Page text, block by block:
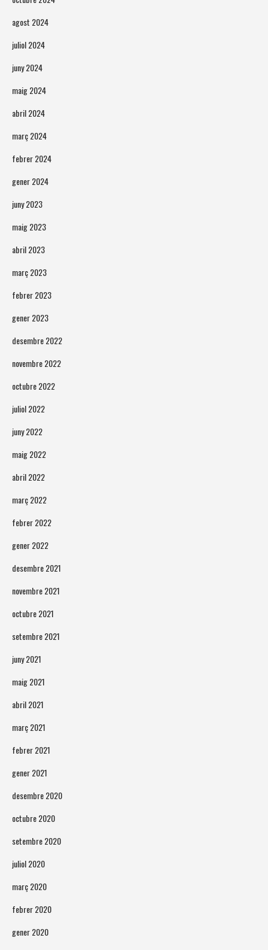
agost 2024
juliol 2024
juny 2024
maig 2024
abril 2024
març 2024
febrer 2024
gener 2024
juny 2023
maig 2023
abril 2023
març 2023
febrer 2023
gener 2023
desembre 2022
novembre 2022
octubre 2022
juliol 2022
juny 2022
maig 2022
abril 2022
març 2022
febrer 2022
gener 2022
desembre 2021
novembre 2021
octubre 2021
setembre 2021
juny 2021
maig 2021
abril 2021
març 2021
febrer 2021
gener 2021
desembre 2020
octubre 2020
setembre 2020
juliol 2020
març 2020
febrer 2020
gener 2020